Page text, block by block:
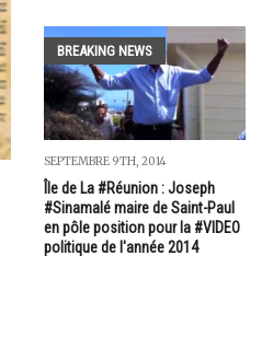
BREAKING NEWS
SEPTEMBRE 9TH, 2014
Île de La #Réunion : Joseph
#Sinamalé maire de Saint-Paul
en pôle position pour la #VIDEO
politique de l'année 2014